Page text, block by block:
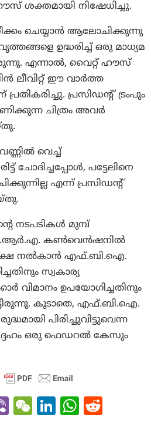
ശക്തമായി നിഷേധിച്ചു.
ചെയ്യാൻ ആലോചിക്കുന്നു
ഉദ്ധരിച്ച് ഒരു മാധ്യമ
എന്നാൽ, വൈറ്റ് ഹൗസ്
ലീവിറ്റ് ഈ വാർത്ത
പ്രതികരിച്ചു. പ്രസിഡന്റ് ട്രംപും
ചിത്രം അവർ
വെച്ച്
ചോദിച്ചപ്പോൾ, പട്ടേലിനെ
എന്ന് പ്രസിഡന്റ്
നടപടികൾ മുമ്പ്
കൺവെൻഷനിൽ
നൽകാൻ എഫ്.ബി.ഐ.
സ്വകാര്യ
വിമാനം ഉപയോഗിച്ചതിനും
കൂടാതെ, എഫ്.ബി.ഐ.
പിരിച്ചുവിട്ടുവെന്ന
ഒരു ഫെഡറൽ കേസും
Vi W Li W